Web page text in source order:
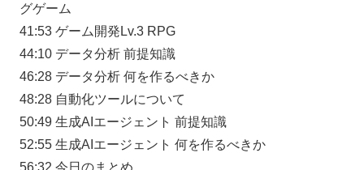
グゲーム
41:53 ゲーム開発Lv.3 RPG
44:10 データ分析 前提知識
46:28 データ分析 何を作るべきか
48:28 自動化ツールについて
50:49 生成AIエージェント 前提知識
52:55 生成AIエージェント 何を作るべきか